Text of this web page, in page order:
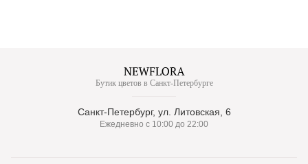
Бутик цветов в Санкт-Петербурге
Санкт-Петербург, ул. Литовская, 6
Ежедневно с 10:00 до 22:00